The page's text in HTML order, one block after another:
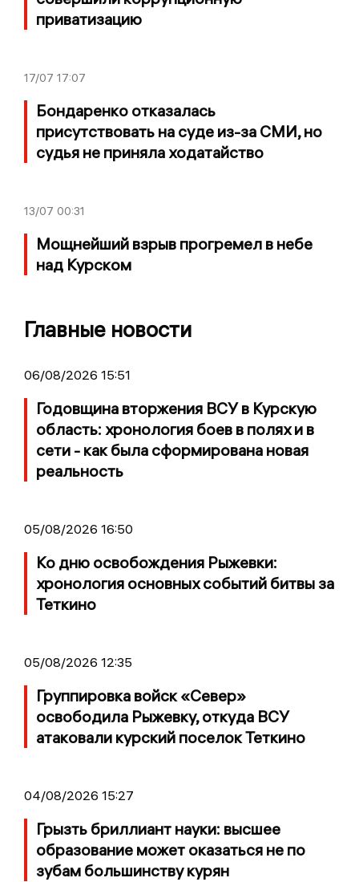
приватизацию
17/07 17:07
Бондаренко отказалась
присутствовать на суде из-за СМИ, но
судья не приняла ходатайство
13/07 00:31
Мощнейший взрыв прогремел в небе
над Курском
Главные новости
06/08/2026 15:51
Годовщина вторжения ВСУ в Курскую
область: хронология боев в полях и в
сети - как была сформирована новая
реальность
05/08/2026 16:50
Ко дню освобождения Рыжевки:
хронология основных событий битвы за
Теткино
05/08/2026 12:35
Группировка войск «Север»
освободила Рыжевку, откуда ВСУ
атаковали курский поселок Теткино
04/08/2026 15:27
Грызть бриллиант науки: высшее
образование может оказаться не по
зубам большинству курян